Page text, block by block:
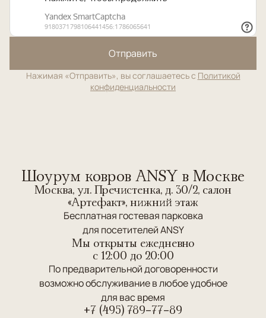
Отправить
Нажимая «Отправить», вы соглашаетесь с Политикой
конфиденциальности
Шоурум ковров ANSY в Москве
Москва, ул. Пречистенка, д. 30/2, салон
«Артефакт», нижний этаж
Бесплатная гостевая парковка
для посетителей ANSY
Мы открыты ежедневно
c 12:00 до 20:00
По предварительной договоренности
возможно обслуживание в любое удобное
для вас время
+7 (495) 789-77-89